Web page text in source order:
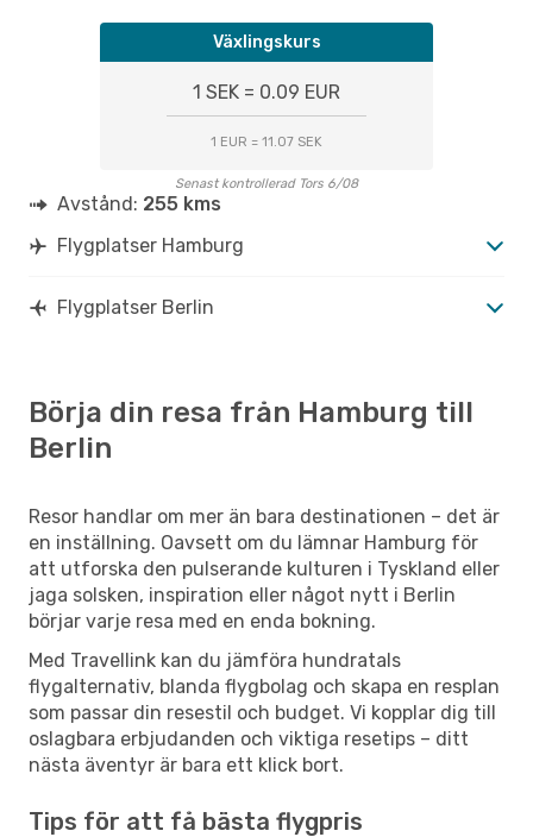
Växlingskurs
1 SEK = 0.09 EUR
1 EUR = 11.07 SEK
Senast kontrollerad Tors 6/08
Avstånd: 255 kms
Flygplatser Hamburg
Flygplatser Berlin
Börja din resa från Hamburg till
Berlin
Resor handlar om mer än bara destinationen – det är
en inställning. Oavsett om du lämnar Hamburg för
att utforska den pulserande kulturen i Tyskland eller
jaga solsken, inspiration eller något nytt i Berlin
börjar varje resa med en enda bokning.
Med Travellink kan du jämföra hundratals
flygalternativ, blanda flygbolag och skapa en resplan
som passar din resestil och budget. Vi kopplar dig till
oslagbara erbjudanden och viktiga resetips – ditt
nästa äventyr är bara ett klick bort.
Tips för att få bästa flygpris